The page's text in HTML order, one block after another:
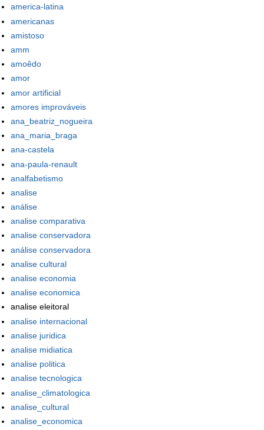
america-latina
americanas
amistoso
amm
amoêdo
amor
amor artificial
amores improváveis
ana_beatriz_nogueira
ana_maria_braga
ana-castela
ana-paula-renault
analfabetismo
analise
análise
analise comparativa
analise conservadora
análise conservadora
analise cultural
analise economia
analise economica
analise eleitoral
analise internacional
analise juridica
analise midiatica
analise politica
analise tecnologica
analise_climatologica
analise_cultural
analise_economica